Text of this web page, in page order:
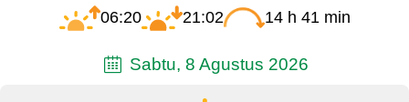
06:20 21:02 14 h 41 min
Sabtu, 8 Agustus 2026